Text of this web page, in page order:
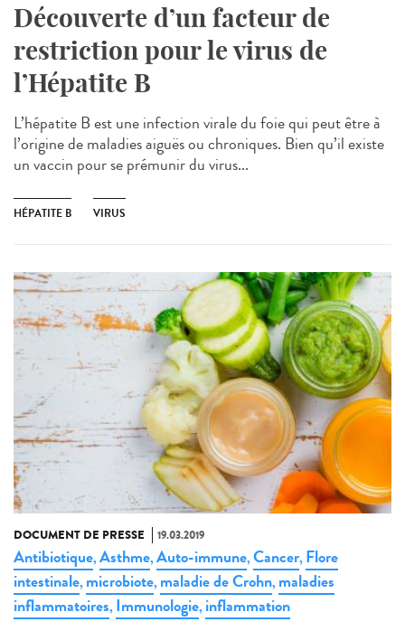
Découverte d’un facteur de
restriction pour le virus de
l’Hépatite B
L’hépatite B est une infection virale du foie qui peut être à
l’origine de maladies aiguës ou chroniques. Bien qu’il existe
un vaccin pour se prémunir du virus...
HÉPATITE B VIRUS
DOCUMENT DE PRESSE 19.03.2019
Antibiotique,Asthme,Auto-immune,Cancer, Flore
intestinale, microbiote, maladie de Crohn, maladies
inflammatoires, Immunologie, inflammation